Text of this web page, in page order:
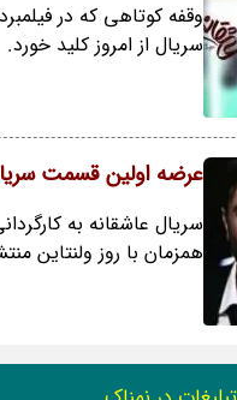
وقفه کوتاهی که در
سریال از امروز کلید خورد.
عرضه اولین قسمت
سریال عاشقانه به
همزمان با روز ولنتاین